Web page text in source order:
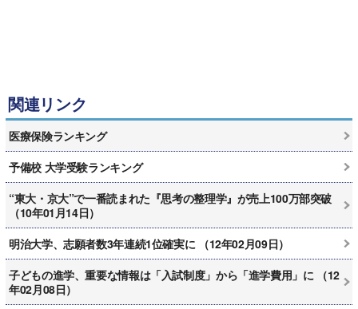
関連リンク
医療保険ランキング
予備校 大学受験ランキング
“東大・京大”で一番読まれた『思考の整理学』が売上100万部突破
（10年01月14日）
明治大学、志願者数3年連続1位確実に （12年02月09日）
子どもの進学、重要な情報は「入試制度」から「進学費用」に （12
年02月08日）